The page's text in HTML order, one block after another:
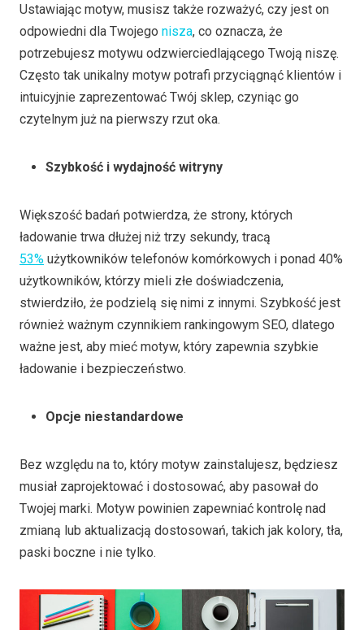
Ustawiając motyw, musisz także rozważyć, czy jest on
odpowiedni dla Twojego nisza, co oznacza, że
potrzebujesz motywu odzwierciedlającego Twoją niszę.
Często tak unikalny motyw potrafi przyciągnąć klientów i
intuicyjnie zaprezentować Twój sklep, czyniąc go
czytelnym już na pierwszy rzut oka.
Szybkość i wydajność witryny
Większość badań potwierdza, że strony, których
ładowanie trwa dłużej niż trzy sekundy, tracą
53% użytkowników telefonów komórkowych i ponad 40%
użytkowników, którzy mieli złe doświadczenia,
stwierdziło, że podzielą się nimi z innymi. Szybkość jest
również ważnym czynnikiem rankingowym SEO, dlatego
ważne jest, aby mieć motyw, który zapewnia szybkie
ładowanie i bezpieczeństwo.
Opcje niestandardowe
Bez względu na to, który motyw zainstalujesz, będziesz
musiał zaprojektować i dostosować, aby pasował do
Twojej marki. Motyw powinien zapewniać kontrolę nad
zmianą lub aktualizacją dostosowań, takich jak kolory, tła,
paski boczne i nie tylko.